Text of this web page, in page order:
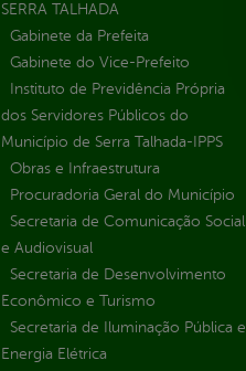
SERRA TALHADA
Gabinete da Prefeita
Gabinete do Vice-Prefeito
Instituto de Previdência Própria
dos Servidores Públicos do
Município de Serra Talhada-IPPS
Obras e Infraestrutura
Procuradoria Geral do Município
Secretaria de Comunicação Social
e Audiovisual
Secretaria de Desenvolvimento
Econômico e Turismo
Secretaria de Iluminação Pública e
Energia Elétrica